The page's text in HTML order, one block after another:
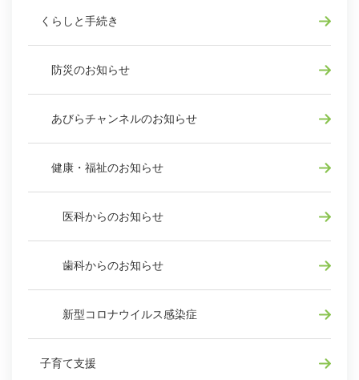
くらしと手続き
防災のお知らせ
あびらチャンネルのお知らせ
健康・福祉のお知らせ
医科からのお知らせ
歯科からのお知らせ
新型コロナウイルス感染症
子育て支援